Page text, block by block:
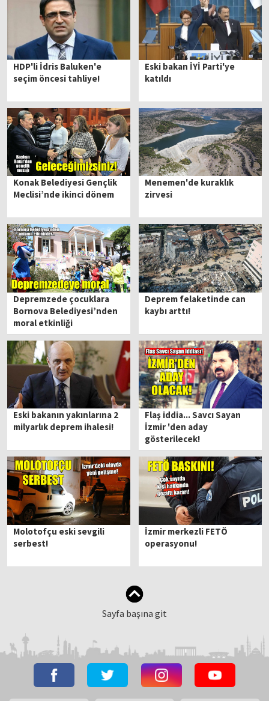
HDP'li İdris Baluken'e
seçim öncesi tahliye!
Eski bakan İYİ Parti'ye
katıldı
Konak Belediyesi Gençlik
Meclisi’nde ikinci dönem
Menemen'de kuraklık
zirvesi
Depremzede çocuklara
Bornova Belediyesi’nden
moral etkinliği
Deprem felaketinde can
kaybı arttı!
Eski bakanın yakınlarına 2
milyarlık deprem ihalesi!
Flaş iddia... Savcı Sayan
İzmir 'den aday
gösterilecek!
Molotofçu eski sevgili
serbest!
İzmir merkezli FETÖ
operasyonu!
Sayfa başına git